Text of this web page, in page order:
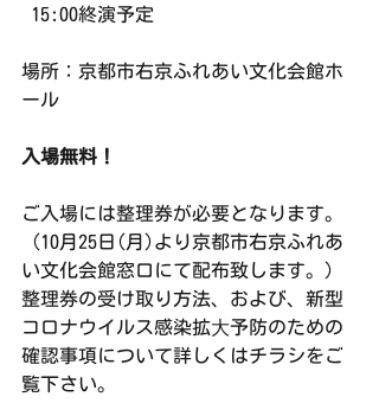
15:00終演予定
場所：京都市右京ふれあい文化会館ホ
ール
入場無料！
ご入場には整理券が必要となります。
（10月25日(月)より京都市右京ふれあ
い文化会館窓口にて配布致します。）
整理券の受け取り方法、および、新型
コロナウイルス感染拡⼤予防のための
確認事項について詳しくはチラシをご
覧下さい。